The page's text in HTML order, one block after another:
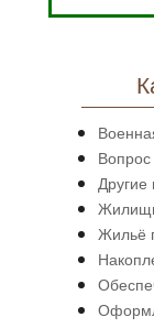
Жильё